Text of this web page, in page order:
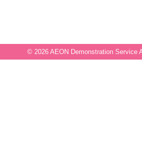
© 2026 AEON Demonstration Service